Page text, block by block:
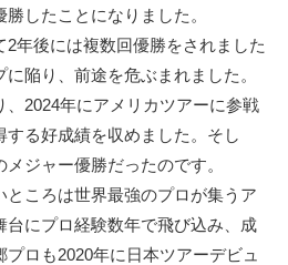
したことになりました。
年後には複数回優勝をされました
陥り、前途を危ぶまれました。
、2024年にアメリカツアーに参戦
する好成績を収めました。そし
ジャー優勝だったのです。
ころは世界最強のプロが集うア
台にプロ経験数年で飛び込み、成
ロも2020年に日本ツアーデビュ